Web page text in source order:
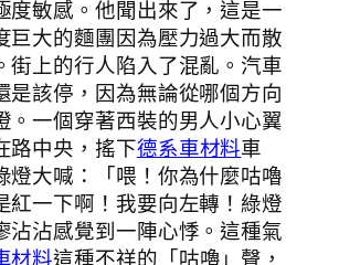
度敏感。他聞出來了，這是一
巨大的麵團因為壓力過大而散
街上的行人陷入了混亂。汽車
是該停，因為無論從哪個方向
。一個穿著西裝的男人小心翼
路中央，搖下德系車材料車
燈大喊：「喂！你為什麼咕嚕
紅一下啊！我要向左轉！綠燈
沾沾感覺到一陣心悸。這種氣
材料這種不祥的「咕嚕」聲，